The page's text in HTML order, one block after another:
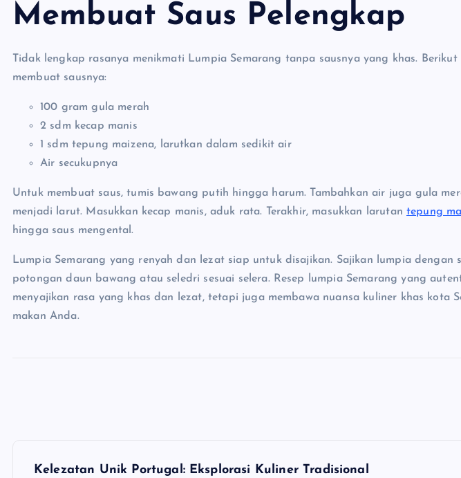
Membuat Saus Pelengkap
Tidak lengkap rasanya menikmati Lumpia Semarang tanpa sausnya yang khas.
membuat sausnya:
100 gram gula merah
2 sdm kecap manis
1 sdm tepung maizena, larutkan dalam sedikit air
Air secukupnya
Untuk membuat saus, tumis bawang putih hingga harum. Tambahkan air juga gula
menjadi larut. Masukkan kecap manis, aduk rata. Terakhir, masukkan larutan tepung
hingga saus mengental.
Lumpia Semarang yang renyah dan lezat siap untuk disajikan. Sajikan lumpia dengan
potongan daun bawang atau seledri sesuai selera. Resep lumpia Semarang yang
menyajikan rasa yang khas dan lezat, tetapi juga membawa nuansa kuliner khas kota
makan Anda.
NKelezatan Unik Portugal: Eksplorasi Kuliner Tradisional